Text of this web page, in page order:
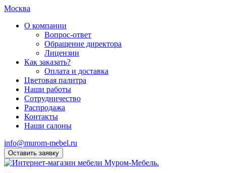
Москва
О компании
Вопрос-ответ
Обращение директора
Лицензии
Как заказать?
Оплата и доставка
Цветовая палитра
Наши работы
Сотрудничество
Распродажа
Контакты
Наши салоны
info@murom-mebel.ru
Оставить заявку